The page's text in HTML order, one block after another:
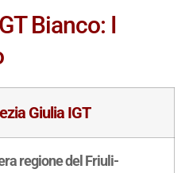
Bianco: I
Giulia IGT
regione del Friuli-